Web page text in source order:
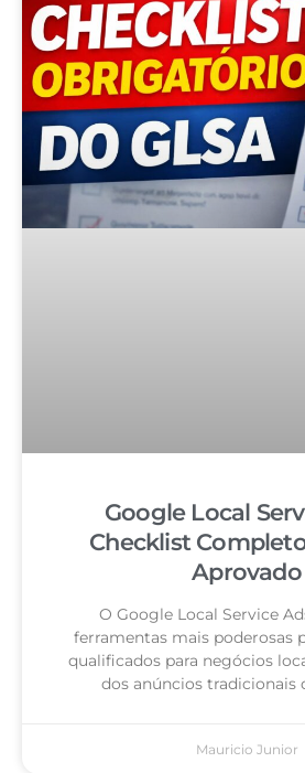
Google Local
Checklist
Aprovado
O Google Local Service
ferramentas mais poderosas
qualificados para negócios
dos anúncios tradicionais
Mauricio Junior